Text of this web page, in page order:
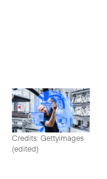
Credits: Gettyimages
(edited)